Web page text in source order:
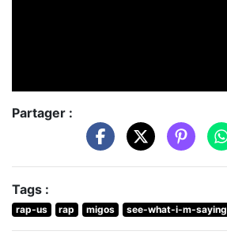
Partager :
Tags :
rap-us rap migos see-what-i-m-saying